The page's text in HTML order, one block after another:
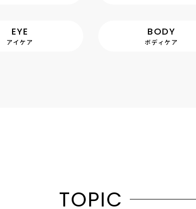
EYE
アイケア
BODY
ボディケア
TOPIC